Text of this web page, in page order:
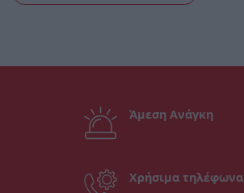
Άμεση Ανάγκη
Χρήσιμα τηλέφωνα